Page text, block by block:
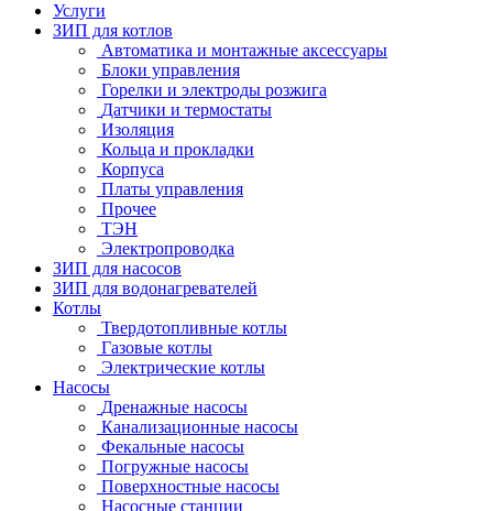
Услуги
ЗИП для котлов
Автоматика и монтажные аксессуары
Блоки управления
Горелки и электроды розжига
Датчики и термостаты
Изоляция
Кольца и прокладки
Корпуса
Платы управления
Прочее
ТЭН
Электропроводка
ЗИП для насосов
ЗИП для водонагревателей
Котлы
Твердотопливные котлы
Газовые котлы
Электрические котлы
Насосы
Дренажные насосы
Канализационные насосы
Фекальные насосы
Погружные насосы
Поверхностные насосы
Насосные станции